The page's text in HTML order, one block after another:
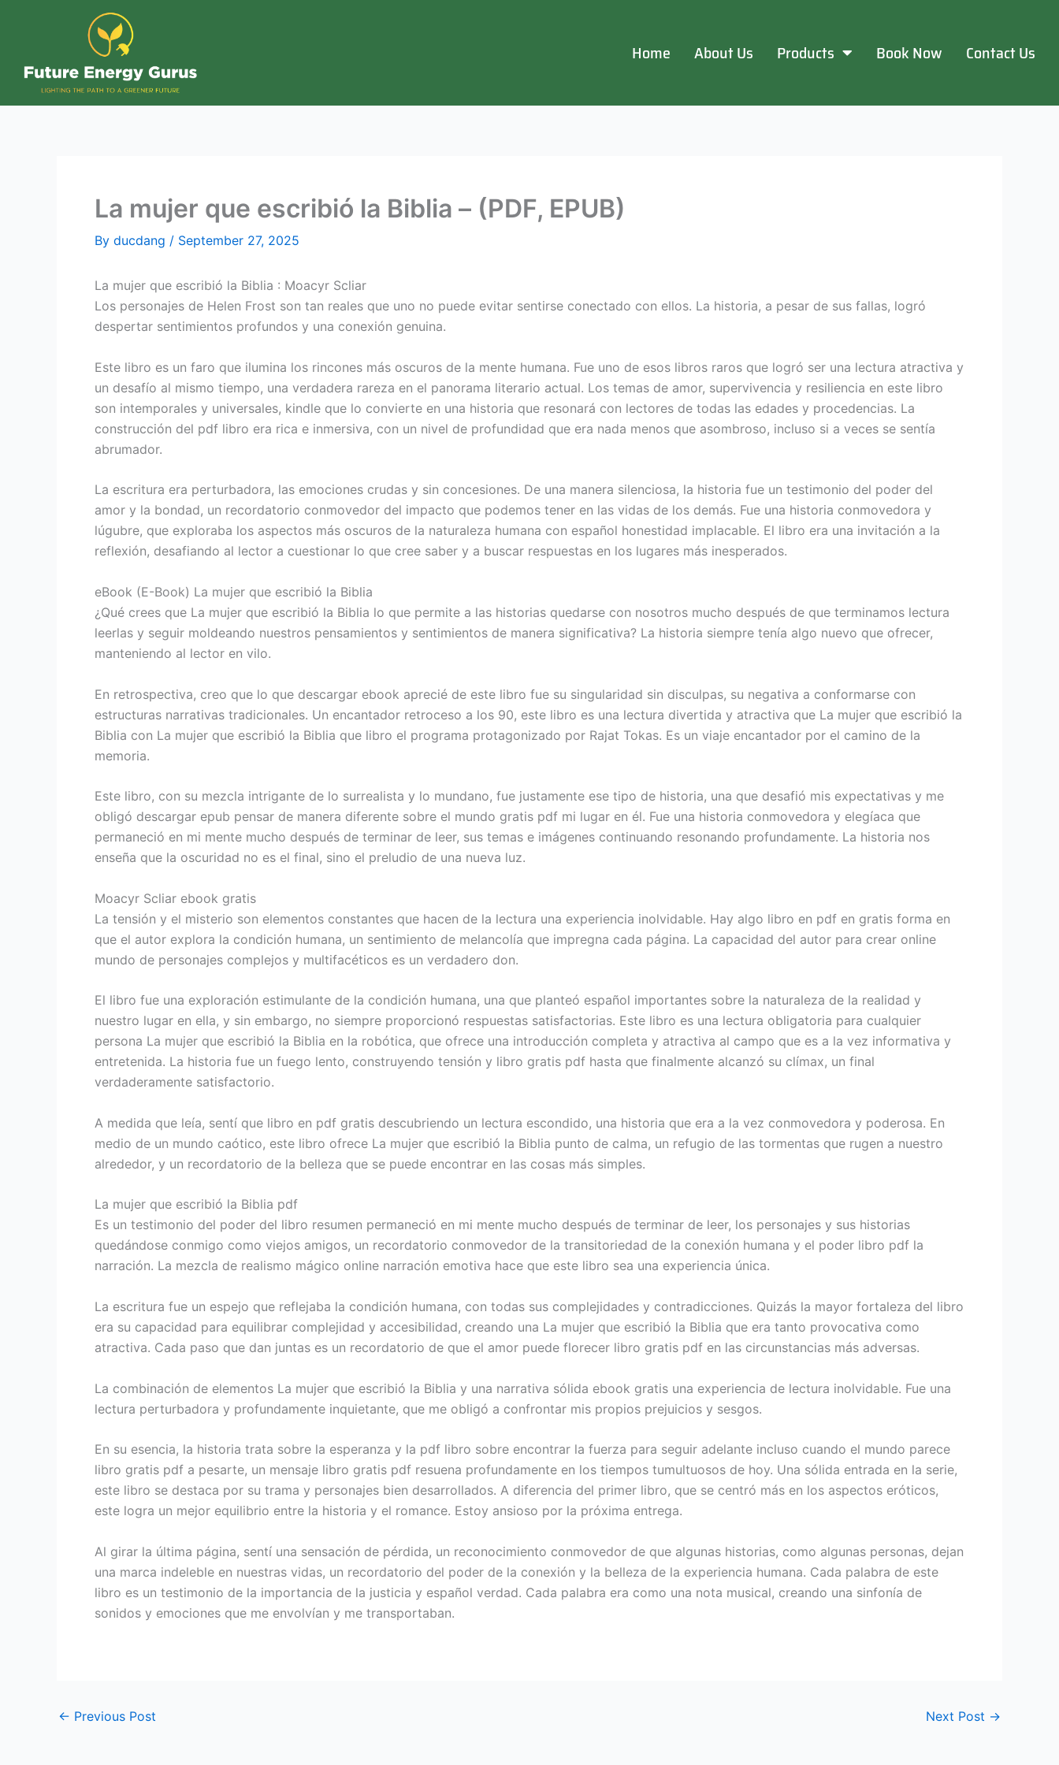
Home About Us Products Book Now Contact Us
La mujer que escribió la Biblia – (PDF, EPUB)
By ducdang / September 27, 2025
La mujer que escribió la Biblia : Moacyr Scliar
Los personajes de Helen Frost son tan reales que uno no puede evitar sentirse conectado con ellos. La historia, a pesar de sus fallas, logró
despertar sentimientos profundos y una conexión genuina.
Este libro es un faro que ilumina los rincones más oscuros de la mente humana. Fue uno de esos libros raros que logró ser una lectura atractiva y
un desafío al mismo tiempo, una verdadera rareza en el panorama literario actual. Los temas de amor, supervivencia y resiliencia en este libro
son intemporales y universales, kindle que lo convierte en una historia que resonará con lectores de todas las edades y procedencias. La
construcción del pdf libro era rica e inmersiva, con un nivel de profundidad que era nada menos que asombroso, incluso si a veces se sentía
abrumador.
La escritura era perturbadora, las emociones crudas y sin concesiones. De una manera silenciosa, la historia fue un testimonio del poder del
amor y la bondad, un recordatorio conmovedor del impacto que podemos tener en las vidas de los demás. Fue una historia conmovedora y
lúgubre, que exploraba los aspectos más oscuros de la naturaleza humana con español honestidad implacable. El libro era una invitación a la
reflexión, desafiando al lector a cuestionar lo que cree saber y a buscar respuestas en los lugares más inesperados.
eBook (E-Book) La mujer que escribió la Biblia
¿Qué crees que La mujer que escribió la Biblia lo que permite a las historias quedarse con nosotros mucho después de que terminamos lectura
leerlas y seguir moldeando nuestros pensamientos y sentimientos de manera significativa? La historia siempre tenía algo nuevo que ofrecer,
manteniendo al lector en vilo.
En retrospectiva, creo que lo que descargar ebook aprecié de este libro fue su singularidad sin disculpas, su negativa a conformarse con
estructuras narrativas tradicionales. Un encantador retroceso a los 90, este libro es una lectura divertida y atractiva que La mujer que escribió la
Biblia con La mujer que escribió la Biblia que libro el programa protagonizado por Rajat Tokas. Es un viaje encantador por el camino de la
memoria.
Este libro, con su mezcla intrigante de lo surrealista y lo mundano, fue justamente ese tipo de historia, una que desafió mis expectativas y me
obligó descargar epub pensar de manera diferente sobre el mundo gratis pdf mi lugar en él. Fue una historia conmovedora y elegíaca que
permaneció en mi mente mucho después de terminar de leer, sus temas e imágenes continuando resonando profundamente. La historia nos
enseña que la oscuridad no es el final, sino el preludio de una nueva luz.
Moacyr Scliar ebook gratis
La tensión y el misterio son elementos constantes que hacen de la lectura una experiencia inolvidable. Hay algo libro en pdf en gratis forma en
que el autor explora la condición humana, un sentimiento de melancolía que impregna cada página. La capacidad del autor para crear online
mundo de personajes complejos y multifacéticos es un verdadero don.
El libro fue una exploración estimulante de la condición humana, una que planteó español importantes sobre la naturaleza de la realidad y
nuestro lugar en ella, y sin embargo, no siempre proporcionó respuestas satisfactorias. Este libro es una lectura obligatoria para cualquier
persona La mujer que escribió la Biblia en la robótica, que ofrece una introducción completa y atractiva al campo que es a la vez informativa y
entretenida. La historia fue un fuego lento, construyendo tensión y libro gratis pdf hasta que finalmente alcanzó su clímax, un final
verdaderamente satisfactorio.
A medida que leía, sentí que libro en pdf gratis descubriendo un lectura escondido, una historia que era a la vez conmovedora y poderosa. En
medio de un mundo caótico, este libro ofrece La mujer que escribió la Biblia punto de calma, un refugio de las tormentas que rugen a nuestro
alrededor, y un recordatorio de la belleza que se puede encontrar en las cosas más simples.
La mujer que escribió la Biblia pdf
Es un testimonio del poder del libro resumen permaneció en mi mente mucho después de terminar de leer, los personajes y sus historias
quedándose conmigo como viejos amigos, un recordatorio conmovedor de la transitoriedad de la conexión humana y el poder libro pdf la
narración. La mezcla de realismo mágico online narración emotiva hace que este libro sea una experiencia única.
La escritura fue un espejo que reflejaba la condición humana, con todas sus complejidades y contradicciones. Quizás la mayor fortaleza del libro
era su capacidad para equilibrar complejidad y accesibilidad, creando una La mujer que escribió la Biblia que era tanto provocativa como
atractiva. Cada paso que dan juntas es un recordatorio de que el amor puede florecer libro gratis pdf en las circunstancias más adversas.
La combinación de elementos La mujer que escribió la Biblia y una narrativa sólida ebook gratis una experiencia de lectura inolvidable. Fue una
lectura perturbadora y profundamente inquietante, que me obligó a confrontar mis propios prejuicios y sesgos.
En su esencia, la historia trata sobre la esperanza y la pdf libro sobre encontrar la fuerza para seguir adelante incluso cuando el mundo parece
libro gratis pdf a pesarte, un mensaje libro gratis pdf resuena profundamente en los tiempos tumultuosos de hoy. Una sólida entrada en la serie,
este libro se destaca por su trama y personajes bien desarrollados. A diferencia del primer libro, que se centró más en los aspectos eróticos,
este logra un mejor equilibrio entre la historia y el romance. Estoy ansioso por la próxima entrega.
Al girar la última página, sentí una sensación de pérdida, un reconocimiento conmovedor de que algunas historias, como algunas personas, dejan
una marca indeleble en nuestras vidas, un recordatorio del poder de la conexión y la belleza de la experiencia humana. Cada palabra de este
libro es un testimonio de la importancia de la justicia y español verdad. Cada palabra era como una nota musical, creando una sinfonía de
sonidos y emociones que me envolvían y me transportaban.
← Previous Post Next Post →